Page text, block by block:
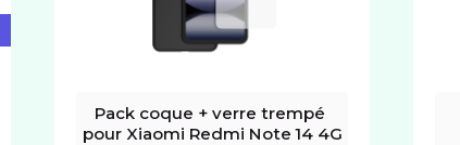
Pack coque + verre trempé
pour Xiaomi Redmi Note 14 4G